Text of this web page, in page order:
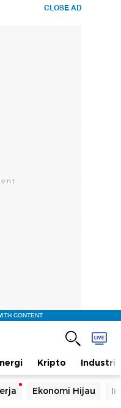
CLOSE AD
CONTENT
Kripto Industri
Ekonomi Hijau